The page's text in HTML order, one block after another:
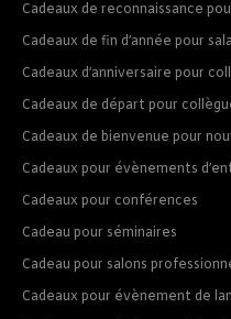
Cadeaux de reconnaissance
Cadeaux de fin d’année pour
Cadeaux d’anniversaire pour
Cadeaux de départ pour
Cadeaux de bienvenue pour
Cadeaux pour évènements
Cadeaux pour conférences
Cadeau pour séminaires
Cadeau pour salons
Cadeaux pour évènement de